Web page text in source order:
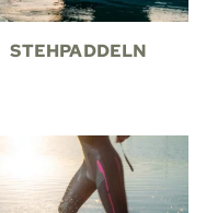
STEHPADDELN